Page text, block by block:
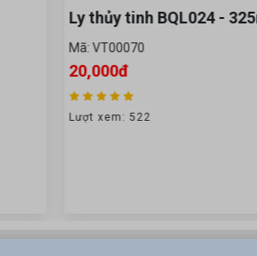
Ly thủy tinh BQL024 - 325ml
Mã: VT00070
20,000đ
Lượt xem: 522